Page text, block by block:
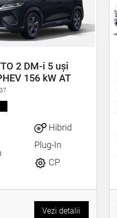
2 DM-i 5 uși
156 kW AT
Hibrid
Plug-In
CP
Vezi detalii